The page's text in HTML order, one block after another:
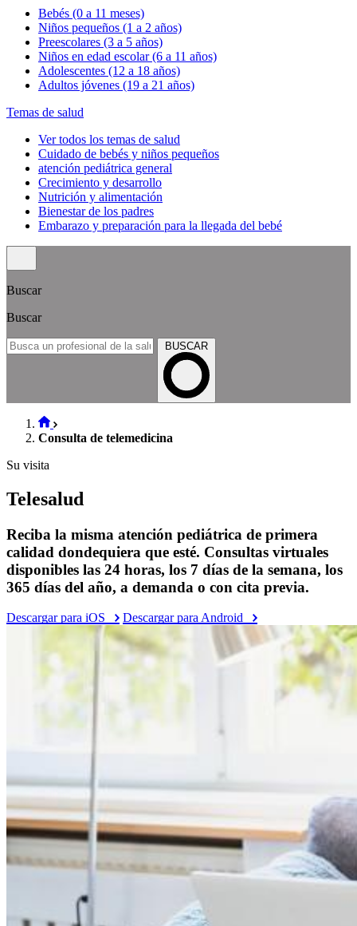
Bebés (0 a 11 meses)
Niños pequeños (1 a 2 años)
Preescolares (3 a 5 años)
Niños en edad escolar (6 a 11 años)
Adolescentes (12 a 18 años)
Adultos jóvenes (19 a 21 años)
Temas de salud
Ver todos los temas de salud
Cuidado de bebés y niños pequeños
atención pediátrica general
Crecimiento y desarrollo
Nutrición y alimentación
Bienestar de los padres
Embarazo y preparación para la llegada del bebé
Buscar
Buscar
BUSCAR
Consulta de telemedicina
Su visita
Telesalud
Reciba la misma atención pediátrica de primera
calidad dondequiera que esté. Consultas virtuales
disponibles las 24 horas, los 7 días de la semana, los
365 días del año, a demanda o con cita previa.
Descargar para iOS Descargar para Android